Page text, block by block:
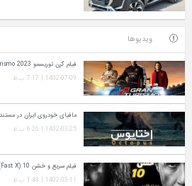
ویدیوها
فیلم گرن توریسمو Gran Turismo 2023
1402-07-09 | 7:17 ب.ظ
مافیای خودروی ایران در
1402-03-25 | 6:26 ب.ظ
فیلم سریع و خشن 10 (Fast X) دوبله فارسی
1402-03-11 | 1:48 ب.ظ